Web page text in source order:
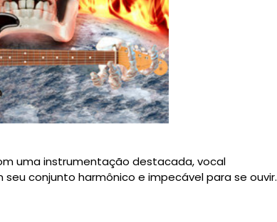
uma instrumentação destacada, vocal
conjunto harmônico e impecável para se ouvir.